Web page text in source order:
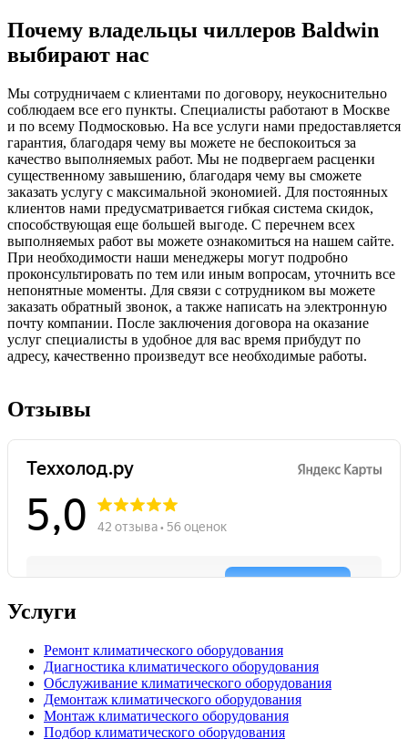
Почему владельцы чиллеров Baldwin
выбирают нас
Мы сотрудничаем с клиентами по договору, неукоснительно
соблюдаем все его пункты. Специалисты работают в Москве
и по всему Подмосковью. На все услуги нами предоставляется
гарантия, благодаря чему вы можете не беспокоиться за
качество выполняемых работ. Мы не подвергаем расценки
существенному завышению, благодаря чему вы сможете
заказать услугу с максимальной экономией. Для постоянных
клиентов нами предусматривается гибкая система скидок,
способствующая еще большей выгоде. С перечнем всех
выполняемых работ вы можете ознакомиться на нашем сайте.
При необходимости наши менеджеры могут подробно
проконсультировать по тем или иным вопросам, уточнить все
непонятные моменты. Для связи с сотрудником вы можете
заказать обратный звонок, а также написать на электронную
почту компании. После заключения договора на оказание
услуг специалисты в удобное для вас время прибудут по
адресу, качественно произведут все необходимые работы.
Отзывы
Услуги
Ремонт климатического оборудования
Диагностика климатического оборудования
Обслуживание климатического оборудования
Демонтаж климатического оборудования
Монтаж климатического оборудования
Подбор климатического оборудования